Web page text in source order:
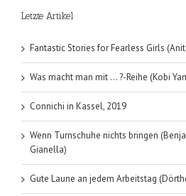
Letzte Artikel
Fantastic Stories for Fearless Girls
Was macht man mit … ?-Reihe (Kobi
Connichi in Kassel, 2019
Wenn Turnschuhe nichts bringen
Gianella)
Gute Laune an jedem Arbeitstag